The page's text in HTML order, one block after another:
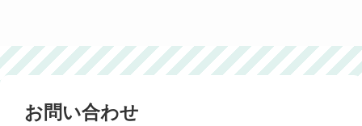
お問い合わせ